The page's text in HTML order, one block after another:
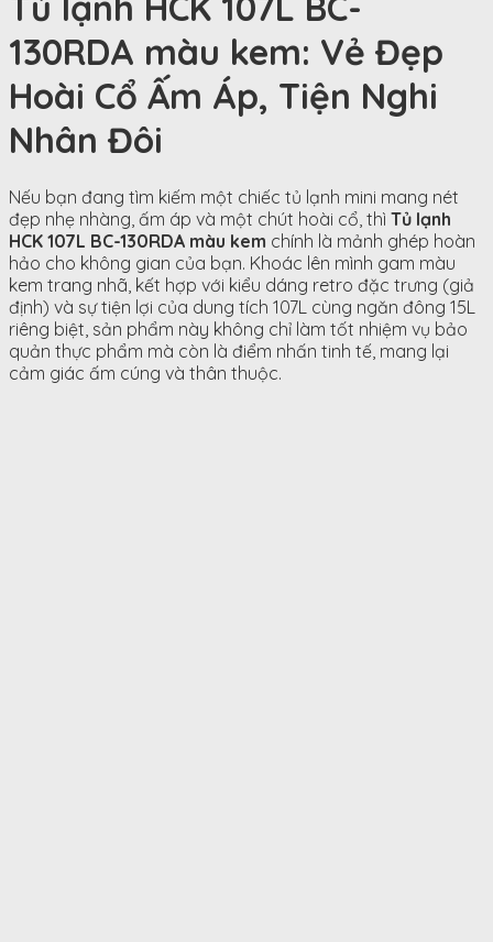
130RDA màu kem: Vẻ Đẹp
Hoài Cổ Ấm Áp, Tiện Nghi
Nhân Đôi
Nếu bạn đang tìm kiếm một chiếc tủ lạnh mini mang nét
đẹp nhẹ nhàng, ấm áp và một chút hoài cổ, thì Tủ lạnh
HCK 107L BC-130RDA màu kem chính là mảnh ghép hoàn
hảo cho không gian của bạn. Khoác lên mình gam màu
kem trang nhã, kết hợp với kiểu dáng retro đặc trưng (giả
định) và sự tiện lợi của dung tích 107L cùng ngăn đông 15L
riêng biệt, sản phẩm này không chỉ làm tốt nhiệm vụ bảo
quản thực phẩm mà còn là điểm nhấn tinh tế, mang lại
cảm giác ấm cúng và thân thuộc.